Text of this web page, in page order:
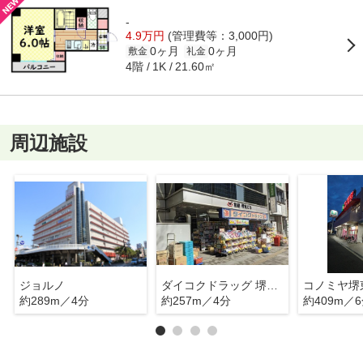
-
4.9万円 (管理費等：3,000円)
敷金 0ヶ月 礼金 0ヶ月
4階 1K 21.60㎡
周辺施設
ジョルノ
約289m／4分
約257m／4分
コノミヤ堺
約409m／